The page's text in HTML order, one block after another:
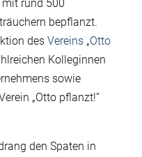
rund 500
bepflanzt.
des Vereins „Otto
Kolleginnen
sowie
„Otto pflanzt!”
den Spaten in